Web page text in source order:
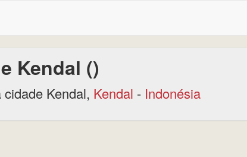
Kendal ()
Kendal, Kendal - Indonésia